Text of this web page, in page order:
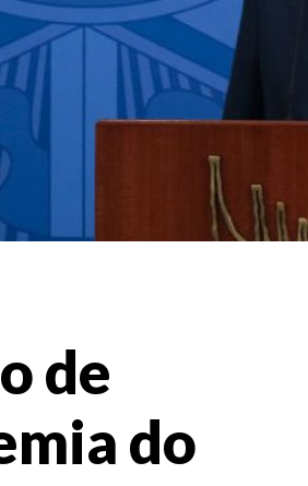
de
do